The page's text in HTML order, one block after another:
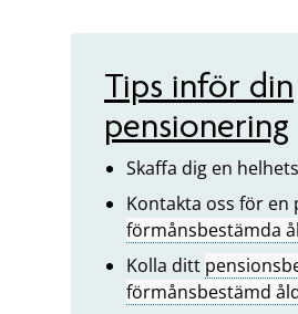
Tips inför din
pensionering
Skaffa dig en
Kontakta oss för en
förmånsbestämda
Kolla ditt
förmånsbestämd